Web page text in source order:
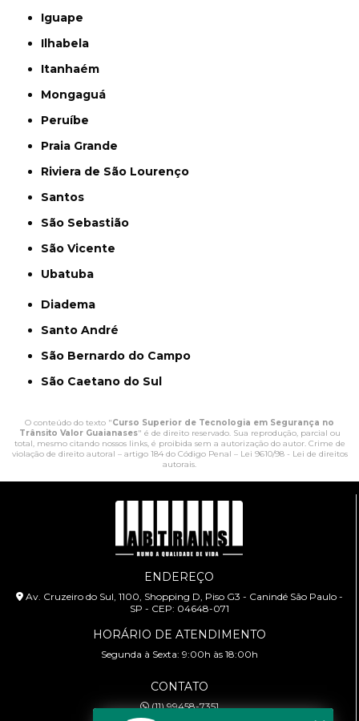
Iguape
Ilhabela
Itanhaém
Mongaguá
Peruíbe
Praia Grande
Riviera de São Lourenço
Santos
São Sebastião
São Vicente
Ubatuba
Diadema
Santo André
São Bernardo do Campo
São Caetano do Sul
O conteúdo do texto "Curso Superior de Tecnologia em Segurança no
Trânsito Valor Guaianases" é de direito reservado. Sua reprodução, parcial ou
total, mesmo citando nossos links, é proibida sem a autorização do autor. Crime de
violação de direito autoral – artigo 184 do Código Penal – Lei 9610/98 - Lei de direitos
autorais.
ENDEREÇO
Av. Cruzeiro do Sul, 1100, Shopping D, Piso G3 - Canindé São Paulo -
SP - CEP: 04648-071
HORÁRIO DE ATENDIMENTO
Segunda à Sexta: 9:00h às 18:00h
CONTATO
(11) 99458-7351